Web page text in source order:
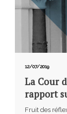
12/07/2019
La Cour
rapport
Fruit des